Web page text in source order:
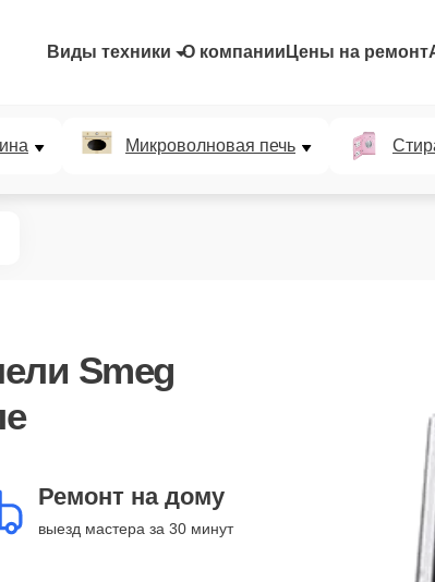
Виды техники О компании Цены на ремонт
Микроволновая печь
Smeg
Ремонт на дому
выезд мастера за 30 минут